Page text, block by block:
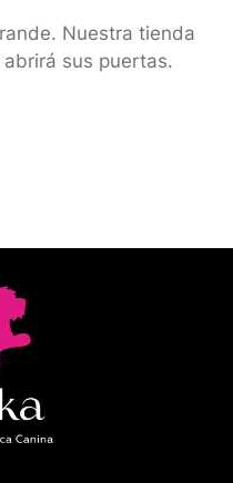
Nuestra tienda
sus puertas.